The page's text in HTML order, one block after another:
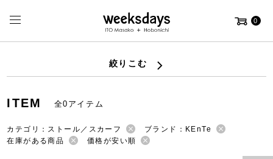
0
絞りこむ
ITEM 全0アイテム
カテゴリ：ストール／スカーフ
ブランド：KEnTe
在庫がある商品
価格が安い順